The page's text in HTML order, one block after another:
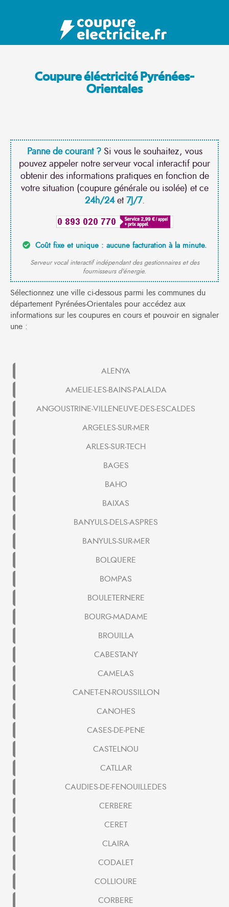
Coupure éléctricité Pyrénées-
Orientales
Panne de courant ?Si vous le souhaitez, vous
pouvez appeler notre serveur vocal interactif pour
obtenir des informations pratiques en fonction de
votre situation (coupure générale ou isolée) et ce
24h/24et7J/7.
Coût fixe et unique : aucune facturation à la minute.
Serveur vocal interactif indépendant des gestionnaires et des
fournisseurs d'énergie.
Sélectionnez une ville ci-dessous parmi les communes du
département Pyrénées-Orientales pour accédez aux
informations sur les coupures en cours et pouvoir en signaler
une :
ALENYA
AMELIE-LES-BAINS-PALALDA
ANGOUSTRINE-VILLENEUVE-DES-ESCALDES
ARGELES-SUR-MER
ARLES-SUR-TECH
BAGES
BAHO
BAIXAS
BANYULS-DELS-ASPRES
BANYULS-SUR-MER
BOLQUERE
BOMPAS
BOULETERNERE
BOURG-MADAME
BROUILLA
CABESTANY
CAMELAS
CANET-EN-ROUSSILLON
CANOHES
CASES-DE-PENE
CASTELNOU
CATLLAR
CAUDIES-DE-FENOUILLEDES
CERBERE
CERET
CLAIRA
CODALET
COLLIOURE
CORBERE